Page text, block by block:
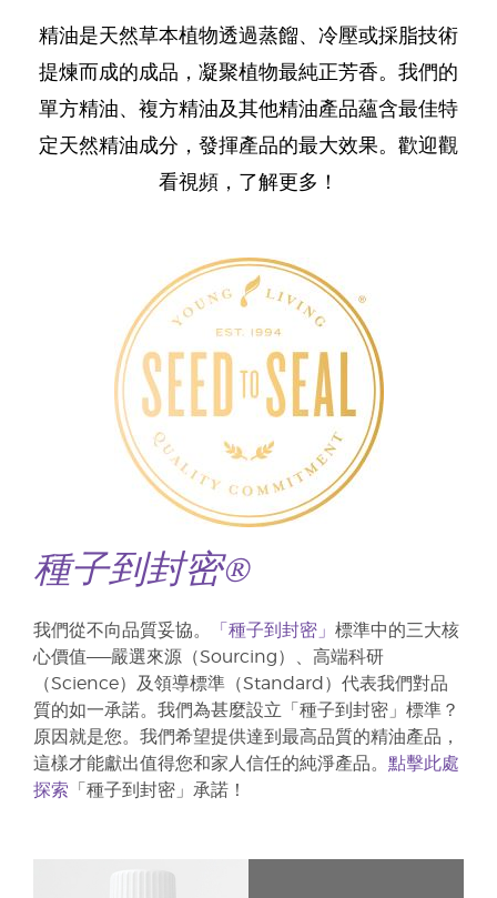
精油是天然草本植物透過蒸餾、冷壓或採脂技術
提煉而成的成品，凝聚植物最純正芳香。我們的
單方精油、複方精油及其他精油產品蘊含最佳特
定天然精油成分，發揮產品的最大效果。歡迎觀
看視頻，了解更多！
種子到封密®
我們從不向品質妥協。 「種子到封密」 標準中的三大核
心價值——嚴選來源（Sourcing）、高端科研
（Science）及領導標準（Standard）代表我們對品
質的如一承諾。我們為甚麼設立「種子到封密」標準？
原因就是您。我們希望提供達到最高品質的精油產品，
這樣才能獻出值得您和家人信任的純淨產品。 點擊此處
探索 「種子到封密」承諾！